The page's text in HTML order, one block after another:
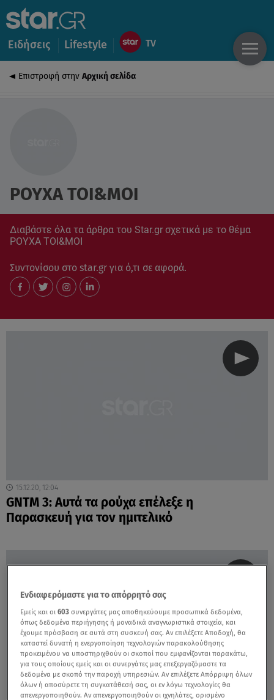
Ειδήσεις Lifestyle
Επιστροφή στην Αρχική σελίδα
ΡΟΥΧΑ TOI&MOI
Διαβάστε όλα τα άρθρα του Star.gr σχετικά με το θέμα
ΡΟΥΧΑ TOI&MOI
Συντονίσου στο star.gr για ό,τι σε αφορά.
15.12.20, 12:04
GNTM 3: Αυτά τα ρούχα επέλεξε η
Παρασκευή για τον ημιτελικό
Ενδιαφερόμαστε για το απόρρητό σας
Εμείς και οι603 συνεργάτες μας αποθηκεύουμε προσωπικά δεδομένα,
όπως δεδομένα περιήγησης ή μοναδικά αναγνωριστικά στοιχεία, και
έχουμε πρόσβαση σε αυτά στη συσκευή σας. Αν επιλέξετε Αποδοχή, θα
καταστεί δυνατή η ενεργοποίηση τεχνολογιών παρακολούθησης
προκειμένου να υποστηριχθούν οι σκοποί που εμφανίζονται παρακάτω,
για τους οποίους εμείς και οι συνεργάτες μας επεξεργαζόμαστε τα
δεδομένα με σκοπό την παροχή υπηρεσιών. Αν επιλέξετε Απόρριψη όλων
όλων ή αποσύρετε τη συγκατάθεσή σας, οι εν λόγω τεχνολογίες θα
απενεργοποιηθούν. Αν απενεργοποιηθούν οι ιχνηλάτες, ορισμένο